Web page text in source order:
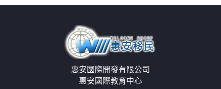
惠安國際開發有限公司
惠安國際教育中心